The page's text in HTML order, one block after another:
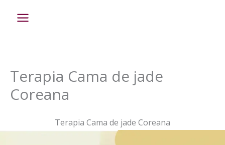
Terapia Cama de jade
Coreana
Terapia Cama de jade Coreana